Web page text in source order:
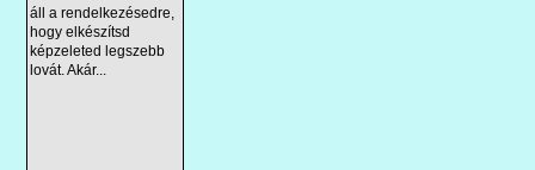
áll a rendelkezésedre,
hogy elkészítsd
képzeleted legszebb
lovát. Akár...